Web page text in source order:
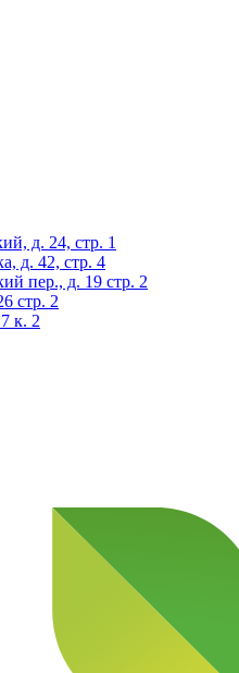
д. 24, стр. 1
д. 42, стр. 4
пер., д. 19 стр. 2
стр. 2
к. 2